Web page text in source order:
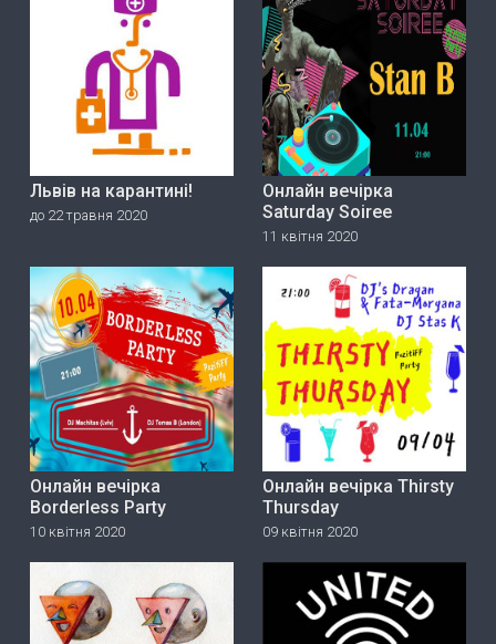
Львів на карантині!
до 22 травня 2020
Онлайн вечірка
Saturday Soiree
11 квітня 2020
Онлайн вечірка
Borderless Party
10 квітня 2020
Онлайн вечірка Thirsty
Thursday
09 квітня 2020